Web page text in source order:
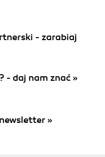
- zarabiaj
- daj nam znać »
»